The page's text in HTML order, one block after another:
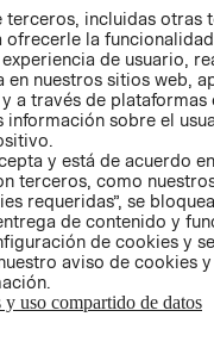
AVISO DE
PRIVACIDAD
GIFT CARD
AVISO DE
COOKIES
incluidas otras
ofrecerle la
de usuario,
nuestros sitios web,
a través de plataformas
información sobre el
y está de acuerdo
terceros, como
requeridas”, se
de contenido y
de cookies y
aviso de cookies
uso compartido de datos